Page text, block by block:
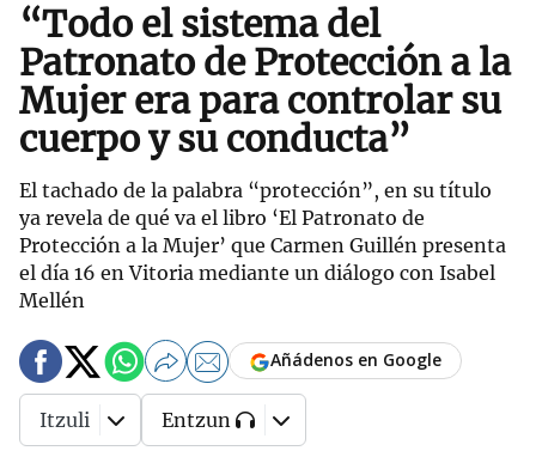
“Todo el sistema del
Patronato de Protección a la
Mujer era para controlar su
cuerpo y su conducta”
El tachado de la palabra “protección”, en su título
ya revela de qué va el libro ‘El Patronato de
Protección a la Mujer’ que Carmen Guillén presenta
el día 16 en Vitoria mediante un diálogo con Isabel
Mellén
Añádenos en Google
Itzuli Entzun